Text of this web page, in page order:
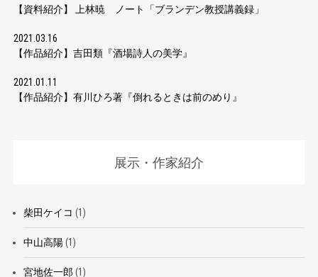
【資料紹介】 上林暁 ノート「ブランデン教授講義録」
2021.03.16
【作品紹介】吉田類『酒場詩人の美学』
2021.01.11
【作品紹介】有川ひろ著『倒れるときは前のめり』
展示・作家紹介
柴田ケイコ (1)
中山高陽(1)
宮地佐一郎 (1)